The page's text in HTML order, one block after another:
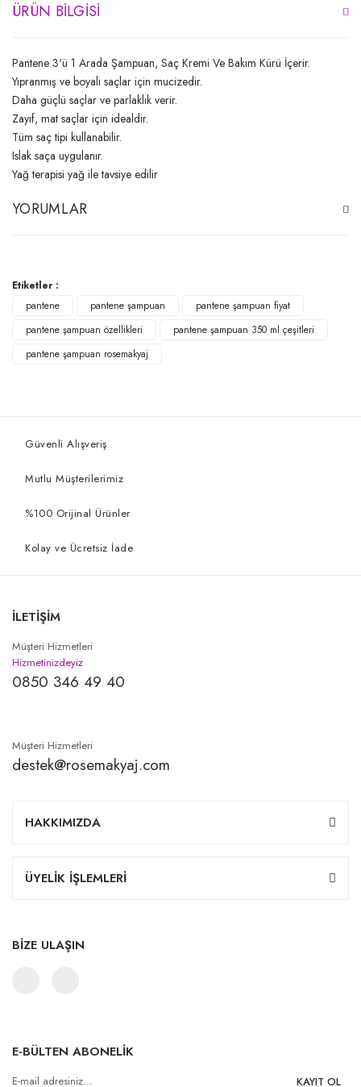
ÜRÜN BILGISI
Pantene 3'ü 1 Arada Şampuan, Saç Kremi Ve Bakım Kürü İçerir.
Yıpranmış ve boyalı saçlar için mucizedir.
Daha güçlü saçlar ve parlaklık verir.
Zayıf, mat saçlar için idealdir.
Tüm saç tipi kullanabilir.
Islak saça uygulanır.
Yağ terapisi yağ ile tavsiye edilir
YORUMLAR
Etiketler :
pantene
pantene şampuan
pantene şampuan fiyat
pantene şampuan özellikleri
pantene şampuan 350 ml çeşitleri
pantene şampuan rosemakyaj
Güvenli Alışveriş
Mutlu Müşterilerimiz
%100 Orijinal Ürünler
Kolay ve Ücretsiz İade
İLETİŞİM
Müşteri Hizmetleri
Hizmetinizdeyiz
0850 346 49 40
Müşteri Hizmetleri
destek@rosemakyaj.com
HAKKIMIZDA
ÜYELİK İŞLEMLERİ
BİZE ULAŞIN
E-BÜLTEN ABONELİK
KAYIT OL